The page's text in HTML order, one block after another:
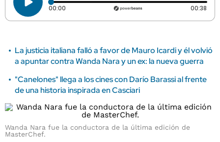
00:00 Tiempo transcurrido: 0 segundos 00:38
La justicia italiana falló a favor de Mauro Icardi y él volvió
a apuntar contra Wanda Nara y un ex: la nueva guerra
"Canelones" llega a los cines con Darío Barassi al frente
de una historia inspirada en Casciari
Wanda Nara fue la conductora de la última edición de
MasterChef.